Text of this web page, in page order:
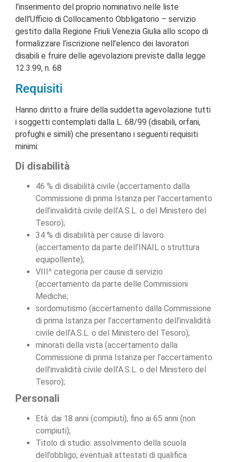
l’inserimento del proprio nominativo nelle liste
dell’Ufficio di Collocamento Obbligatorio – servizio
gestito dalla Regione Friuli Venezia Giulia allo scopo di
formalizzare l’iscrizione nell’elenco dei lavoratori
disabili e fruire delle agevolazioni previste dalla legge
12.3.99, n. 68
Requisiti
Hanno diritto a fruire della suddetta agevolazione tutti
i soggetti contemplati dalla L. 68/99 (disabili, orfani,
profughi e simili) che presentano i seguenti requisiti
minimi:
Di disabilità
46 % di disabilità civile (accertamento dalla
Commissione di prima Istanza per l’accertamento
dell’invalidità civile dell’A.S.L. o del Ministero del
Tesoro);
34 % di disabilità per cause di lavoro
(accertamento da parte dell’INAIL o struttura
equipollente);
VIII^ categoria per cause di servizio
(accertamento da parte delle Commissioni
Mediche;
sordomutismo (accertamento dalla Commissione
di prima Istanza per l’accertamento dell’invalidità
civile dell’A.S.L. o del Ministero del Tesoro);
minorati della vista (accertamento dalla
Commissione di prima Istanza per l’accertamento
dell’invalidità civile dell’A.S.L. o del Ministero del
Tesoro);
Personali
Età: dai 18 anni (compiuti), fino ai 65 anni (non
compiuti);
Titolo di studio: assolvimento della scuola
dell’obbligo; eventuali attestati di qualifica